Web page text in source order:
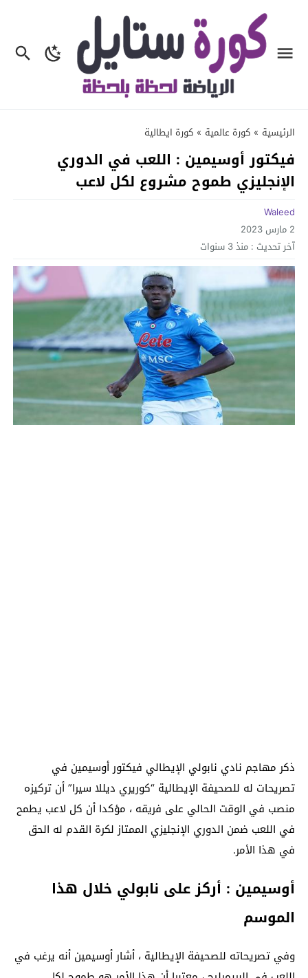
الرئيسية » كورة عالمية » كورة ايطالية
فيكتور أوسيمين : اللعب في الدوري
الإنجليزي طموح مشروع لكل لاعب
Waleed
2 مارس 2023
آخر تحديث : منذ 3 سنوات
ذكر مهاجم نادي نابولي الإيطالي فيكتور أوسيمين في
تصريحات له للصحيفة الإيطالية “كوريري ديللا سيرا” أن تركيزه
منصب في الوقت الحالي على فريقه ، مؤكدا أن كل لاعب يطمح
في اللعب ضمن الدوري الإنجليزي الممتاز لكرة القدم له الحق
في هذا الأمر.
أوسيمين : أركز على نابولي خلال هذا
الموسم
وفي تصريحاته للصحيفة الإيطالية ، أشار أوسيمين أنه يرغب في